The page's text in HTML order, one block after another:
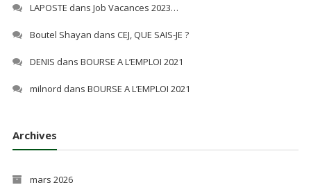
LAPOSTE dans Job Vacances 2023…
Boutel Shayan dans CEJ, QUE SAIS-JE ?
DENIS dans BOURSE A L’EMPLOI 2021
milnord dans BOURSE A L’EMPLOI 2021
Archives
mars 2026